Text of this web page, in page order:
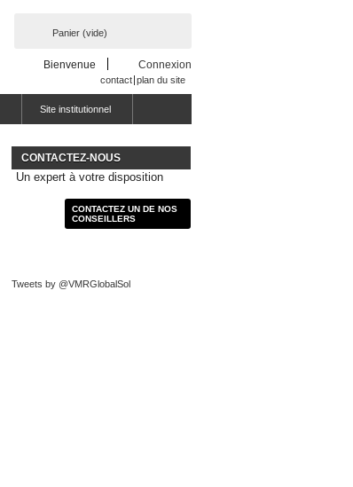
Panier (vide)
Bienvenue Connexion
contact plan du site
Site institutionnel
CONTACTEZ-NOUS
Un expert à votre disposition
CONTACTEZ UN DE NOS
CONSEILLERS
Tweets by @VMRGlobalSol